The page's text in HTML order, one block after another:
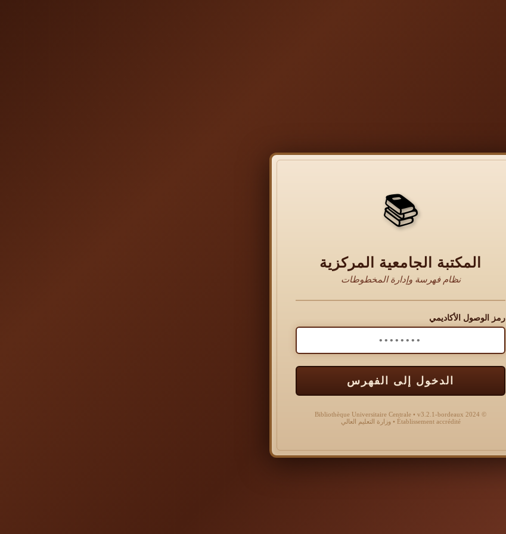
📚
المكتبة الجامعية المركزية
نظام فهرسة وإدارة المخطوطات
رمز الوصول الأكاديمي
الدخول إلى الفهرس
© 2024 Bibliothèque Universitaire Centrale • v3.2.1-bordeaux
Établissement accrédité • وزارة التعليم العالي